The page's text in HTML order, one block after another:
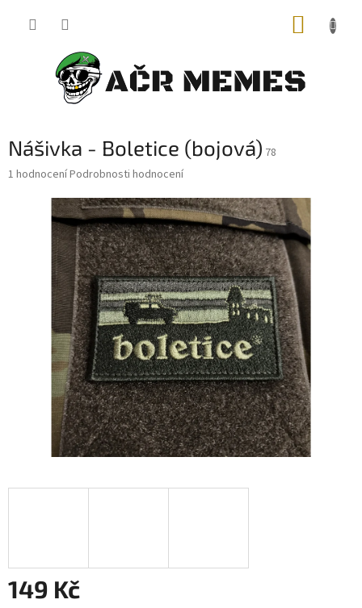
Nášivka - Boletice (bojová) 78
Průměrné
hvězdiček.
1 hodnoceníPodrobnosti hodnocení
149 Kč